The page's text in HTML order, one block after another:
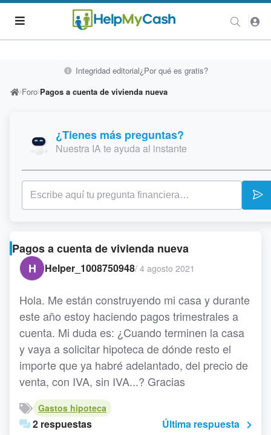
Integridad editorial¿Por qué es gratis?
Foro Pagos a cuenta de vivienda nueva
¿Tienes más preguntas?
Nuestra IA te ayuda al instante
Pagos a cuenta de vivienda nueva
H
Helper_1008750948/ 4 agosto 2021
Hola. Me están construyendo mi casa y durante
este año estoy haciendo pagos trimestrales a
cuenta. Mi duda es: ¿Cuando terminen la casa
y vaya a solicitar hipoteca de dónde resto el
importe que ya habré adelantado, del precio de
venta, con IVA, sin IVA...? Gracias
Gastos hipoteca
2 respuestas Última respuesta